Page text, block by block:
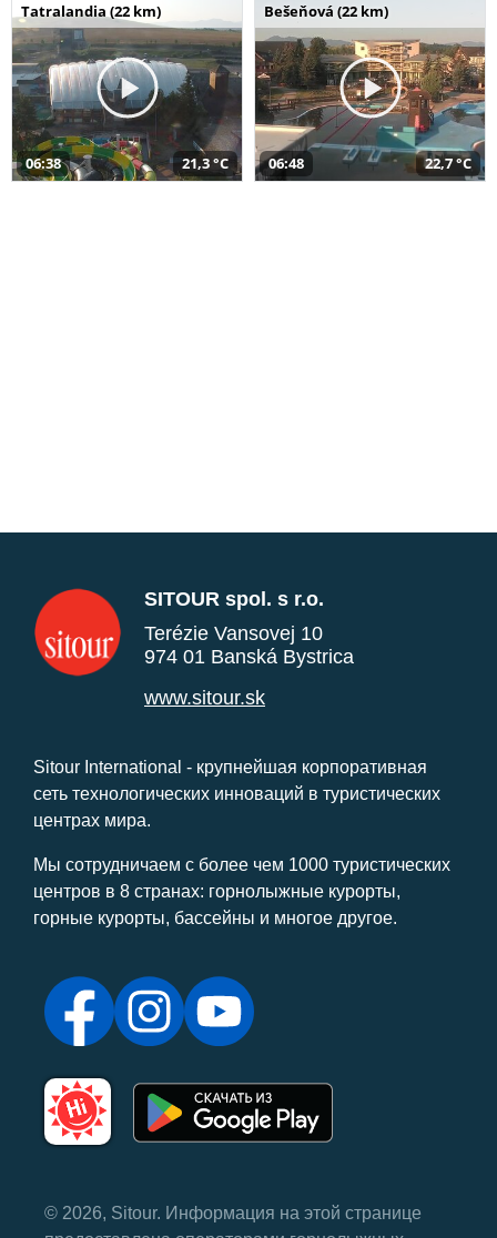
Tatralandia (22 km)
06:38 21,3 °C
Bešeňová (22 km)
06:48 22,7 °C
SITOUR spol. s r.o.
Terézie Vansovej 10
974 01 Banská Bystrica
www.sitour.sk
Sitour International - крупнейшая корпоративная
сеть технологических инноваций в туристических
центрах мира.
Мы сотрудничаем с более чем 1000 туристических
центров в 8 странах: горнолыжные курорты,
горные курорты, бассейны и многое другое.
© 2026, Sitour. Информация на этой странице